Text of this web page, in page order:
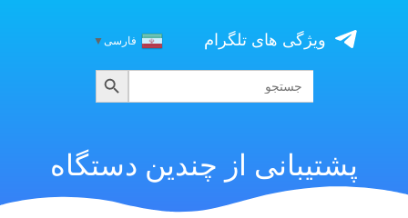
content
ویژگی های تلگرام فارسی▼
جستجو
برای:
جستجو
پشتیبانی از چندین دستگاه